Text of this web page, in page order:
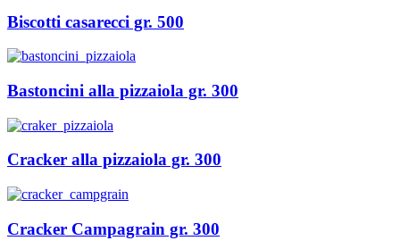
Biscotti casarecci gr. 500
Bastoncini alla pizzaiola gr. 300
Cracker alla pizzaiola gr. 300
Cracker Campagrain gr. 300